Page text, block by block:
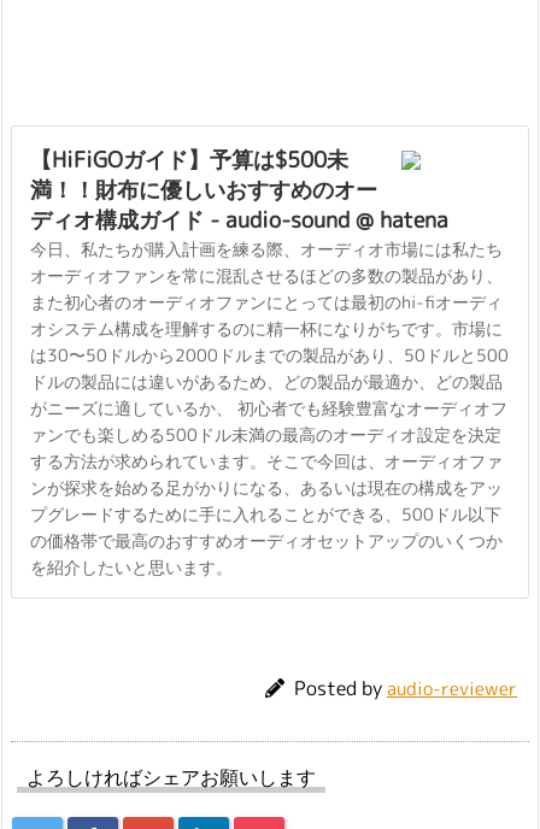
【HiFiGOガイド】予算は$500未
満！！財布に優しいおすすめのオー
ディオ構成ガイド - audio-sound @ hatena
今日、私たちが購入計画を練る際、オーディオ市場には私たち
オーディオファンを常に混乱させるほどの多数の製品があり、
また初心者のオーディオファンにとっては最初のhi-fiオーディ
オシステム構成を理解するのに精一杯になりがちです。市場に
は30〜50ドルから2000ドルまでの製品があり、50ドルと500
ドルの製品には違いがあるため、どの製品が最適か、どの製品
がニーズに適しているか、 初心者でも経験豊富なオーディオフ
ァンでも楽しめる500ドル未満の最高のオーディオ設定を決定
する方法が求められています。そこで今回は、オーディオファ
ンが探求を始める足がかりになる、あるいは現在の構成をアッ
プグレードするために手に入れることができる、500ドル以下
の価格帯で最高のおすすめオーディオセットアップのいくつか
を紹介したいと思います。
Posted byaudio-reviewer
よろしければシェアお願いします